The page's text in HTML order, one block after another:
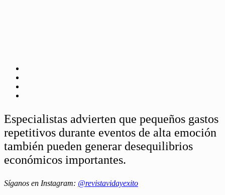
Especialistas advierten que pequeños gastos
repetitivos durante eventos de alta emoción
también pueden generar desequilibrios
económicos importantes.
Síganos en Instagram: @revistavidayexito